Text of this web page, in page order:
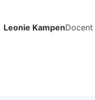
Leonie KampenDocent